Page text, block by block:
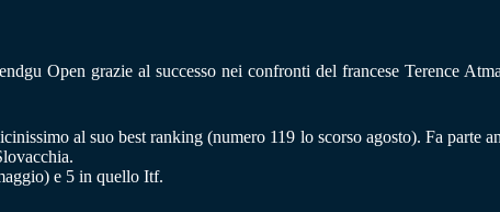
Open grazie al successo nei confronti del francese Terence
al suo best ranking (numero 119 lo scorso agosto). Fa parte
e 5 in quello Itf.